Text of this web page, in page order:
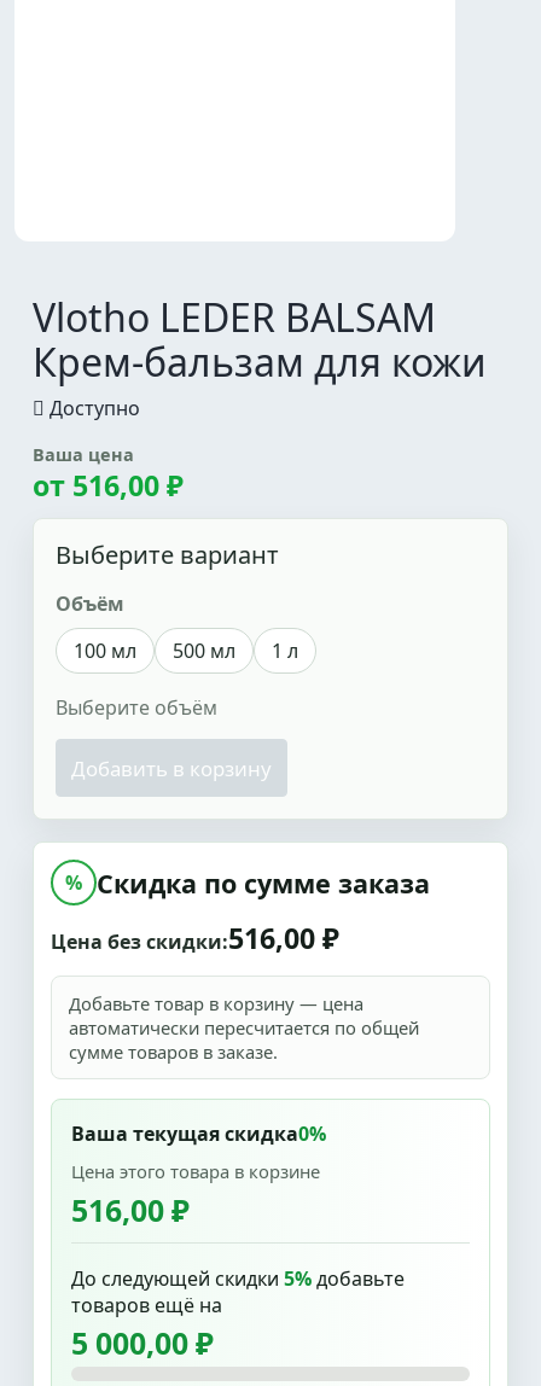
Vlotho LEDER BALSAM
Крем-бальзам для кожи
Доступно
Ваша цена
от 516,00 ₽
Выберите вариант
Объём
100 мл
500 мл 1 л
Выберите объём
Добавить в корзину
% Скидка по сумме заказа
Цена без скидки:516,00 ₽
Добавьте товар в корзину — цена
автоматически пересчитается по общей
сумме товаров в заказе.
Ваша текущая скидка0%
Цена этого товара в корзине
516,00 ₽
До следующей скидки 5%добавьте
товаров ещё на
5 000,00 ₽